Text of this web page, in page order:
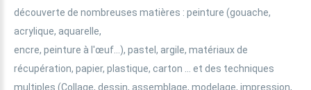
découverte de nombreuses matières : peinture (gouache,
acrylique, aquarelle,
encre, peinture à l'œuf...), pastel, argile, matériaux de
récupération, papier, plastique, carton ... et des techniques
multiples (Collage, dessin, assemblage, modelage, impression,